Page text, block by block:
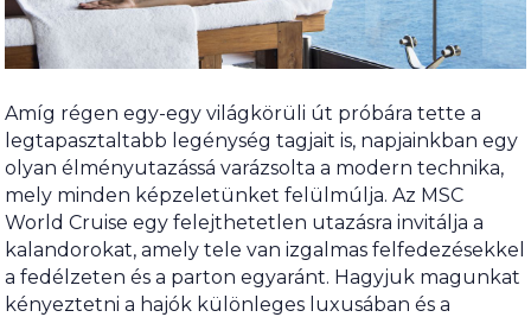
Amíg régen egy-egy világkörüli út próbára tette a
legtapasztaltabb legénység tagjait is, napjainkban egy
olyan élményutazássá varázsolta a modern technika,
mely minden képzeletünket felülmúlja. Az MSC
World Cruise egy felejthetetlen utazásra invitálja a
kalandorokat, amely tele van izgalmas felfedezésekkel
a fedélzeten és a parton egyaránt. Hagyjuk magunkat
kényeztetni a hajók különleges luxusában és a